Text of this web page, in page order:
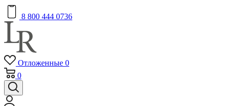
8 800 444 0736
Отложенные 0
0